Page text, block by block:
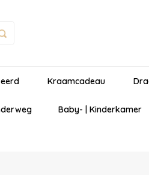
Kraamcadeau
Baby- | Kinderkamer